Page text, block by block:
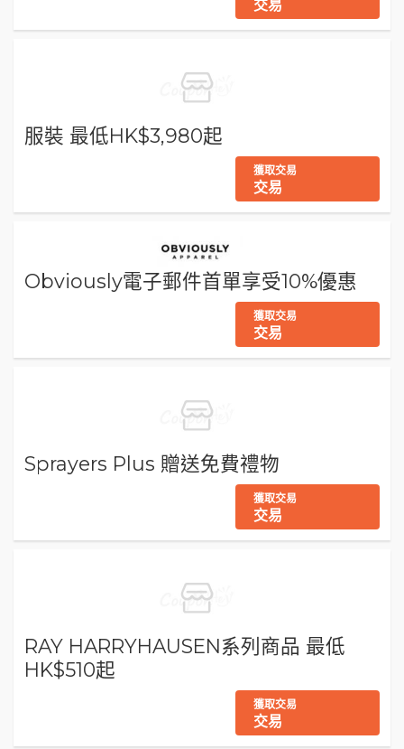
交易
服裝 最低HK$3,980起
獲取交易
交易
Obviously電子郵件首單享受10%優惠
獲取交易
交易
Sprayers Plus 贈送免費禮物
獲取交易
交易
RAY HARRYHAUSEN系列商品 最低
HK$510起
獲取交易
交易